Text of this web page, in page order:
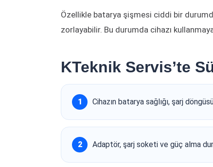
Özellikle batarya şişmesi ciddi bir
zorlayabilir. Bu durumda cihazı
KTeknik Servis’te
Cihazın batarya sağlığı, şarj
Adaptör, şarj soketi ve güç alma